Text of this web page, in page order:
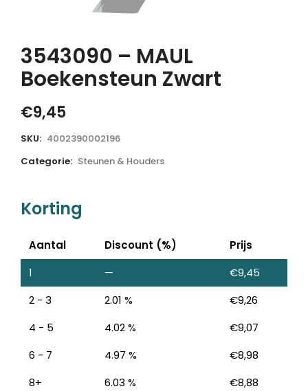
3543090 – MAUL
Boekensteun Zwart
€9,45
SKU: 4002390002196
Categorie: Steunen & Houders
Korting
Aantal Discount (%)
Prijs
1
— €9,45
2 - 3
2.01 % €9,26
4 - 5
4.02 % €9,07
6 - 7
4.97 % €8,98
8+
6.03 % €8,88